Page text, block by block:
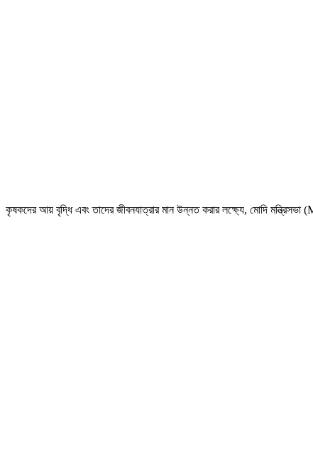
কৃষকদের আয় বৃদ্ধি এবং তাদের জীবনযাত্রার মান উন্নত করার লক্ষ্যে, মোদি